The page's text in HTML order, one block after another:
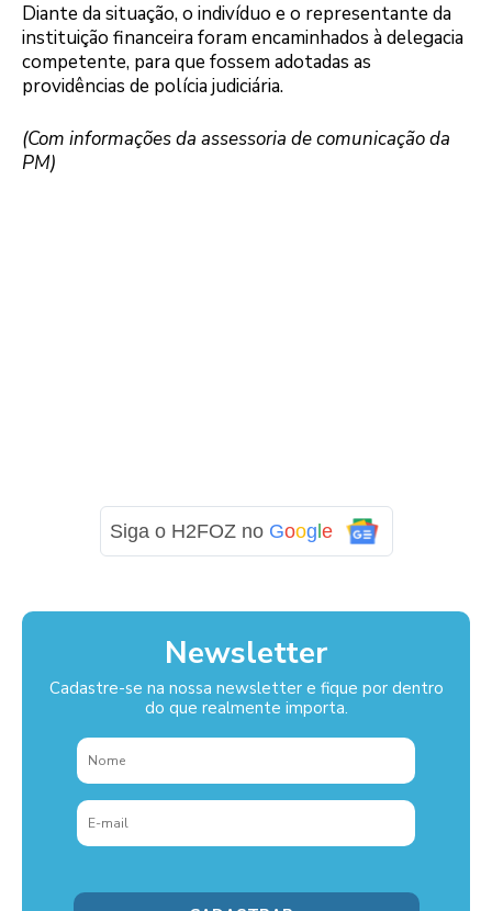
Diante da situação, o indivíduo e o representante da
instituição financeira foram encaminhados à delegacia
competente, para que fossem adotadas as
providências de polícia judiciária.
(Com informações da assessoria de comunicação da
PM)
Siga o H2FOZ no Google
Newsletter
Cadastre-se na nossa newsletter e fique por dentro
do que realmente importa.